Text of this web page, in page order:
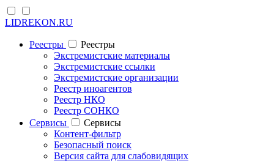
LIDREKON.RU
Реестры
Реестры
Экстремистские материалы
Экстремистские ссылки
Экстремистские организации
Реестр иноагентов
Реестр НКО
Реестр СОНКО
Cервисы
Cервисы
Контент-фильтр
Безопасный поиск
Версия сайта для слабовидящих